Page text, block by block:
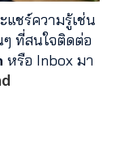
ชร์ความรู้เช่น
ที่สนใจติดต่อ
หรือ Inbox มา